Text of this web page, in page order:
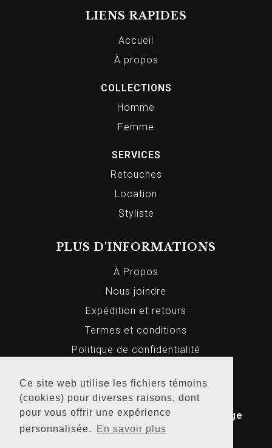
Ce site web utilise les fichiers témoins
(cookies) pour diverses raisons, dont
pour vous offrir une expérience
personnalisée.
En savoir plus
LIENS RAPIDES
Accueil
À propos
COLLECTIONS
Homme
Femme
SERVICES
Retouches
Location
Styliste
PLUS D'INFORMATIONS
À Propos
Nous joindre
Expédition et retours
Termes et conditions
Politique de confidentialité
© 2026 Markus Homme et Femme, Tous
droits réservés. Conception Web par
Bridge
Media.